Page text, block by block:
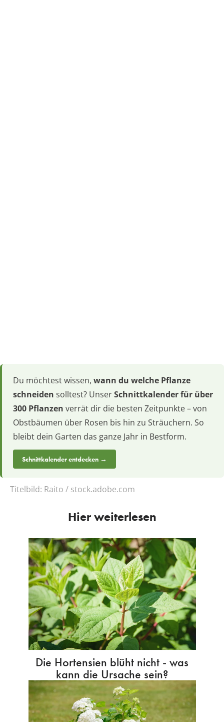
Du möchtest wissen, wann du welche Pflanze
schneiden solltest? UnserSchnittkalender für über
300 Pflanzen verrät dir die besten Zeitpunkte – von
Obstbäumen über Rosen bis hin zu Sträuchern. So
bleibt dein Garten das ganze Jahr in Bestform.
Schnittkalender entdecken →
Titelbild: Raito / stock.adobe.com
Hier weiterlesen
Die Hortensien blüht nicht - was
kann die Ursache sein?